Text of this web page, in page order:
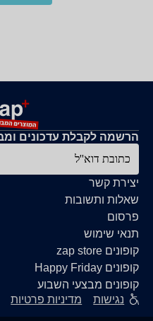
יצירת קשר
שאלות ותשובות
פרסום
תנאי שימוש
קופונים zap store
קופונים Happy Friday
קופונים מבצעי השבוע
הרשמה לקבלת עדכונים
כתובת דוא''ל
נגישות מדיניות פרטיות